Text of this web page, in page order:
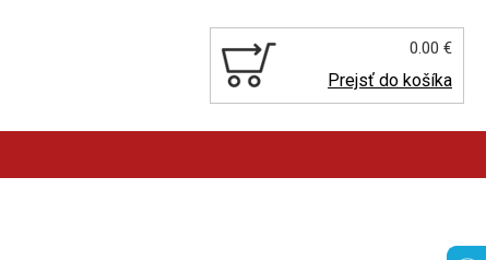
0.00 €
Prejsť do košíka